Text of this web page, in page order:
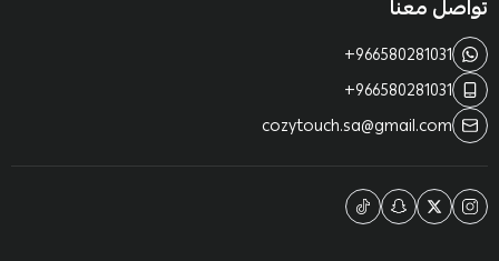
+966580281031
+966580281031
cozytouch.sa@gmail.com